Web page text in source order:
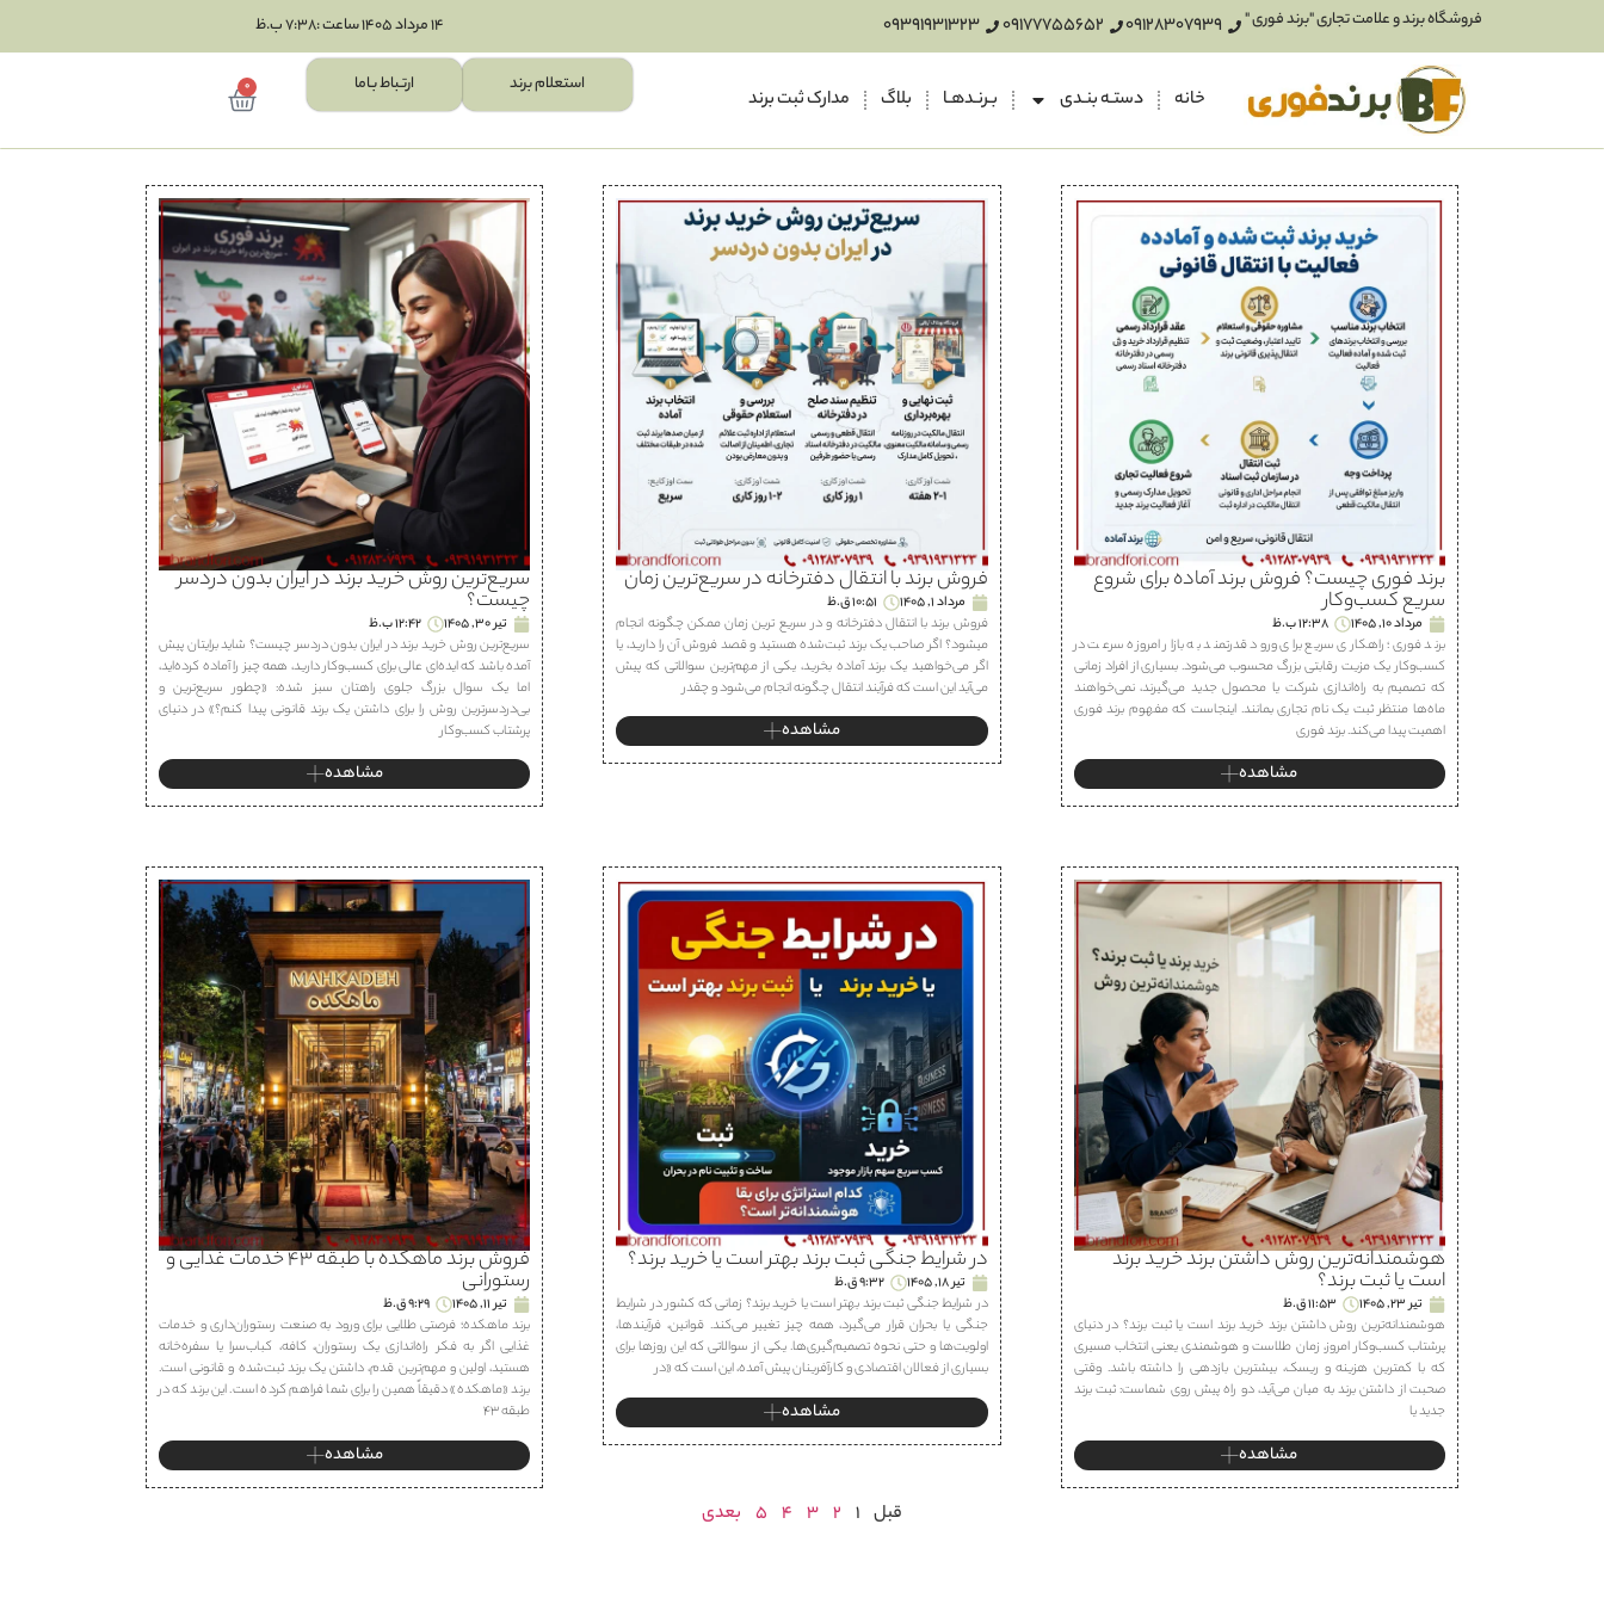
فروشگاه برند و علامت تجاری "برند فوری " 09128307939
09177755652
09391931323 14 مرداد 1405 ساعت :7:38 ب.ظ
خانه دستـه بنـدی بـرنـدهـا بلاگ مدارک ثبت برند
استعلام برند ارتـباط بـاما 0
برند فوری چیست؟ فروش برند آماده برای شروع
سریع کسب‌وکار
مرداد 10, 1405
12:38 ب.ظ
برند فوری؛ راهکاری سریع برای ورود قدرتمند به بازار امروزه سرعت در
کسب‌وکار یک مزیت رقابتی بزرگ محسوب می‌شود. بسیاری از افراد زمانی
که تصمیم به راه‌اندازی شرکت یا محصول جدید می‌گیرند، نمی‌خواهند
ماه‌ها منتظر ثبت یک نام تجاری بمانند. اینجاست که مفهوم برند فوری
اهمیت پیدا می‌کند. برند فوری
مشاهده
فروش برند با انتقال دفترخانه در سریع‌ترین زمان
مرداد 1, 1405
10:51 ق.ظ
فروش برند با انتقال دفترخانه و در سریع ترین زمان ممکن چگونه انجام
میشود؟ اگر صاحب یک برند ثبت‌شده هستید و قصد فروش آن را دارید، یا
اگر می‌خواهید یک برند آماده بخرید، یکی از مهم‌ترین سوالاتی که پیش
می‌آید این است که فرآیند انتقال چگونه انجام می‌شود و چقدر
مشاهده
سریع‌ترین روش خرید برند در ایران بدون دردسر
چیست؟
تیر 30, 1405
12:42 ب.ظ
سریع‌ترین روش خرید برند در ایران بدون دردسر چیست؟ شاید برایتان پیش
آمده باشد که ایده‌ای عالی برای کسب‌وکار دارید، همه چیز را آماده کرده‌اید،
اما یک سوال بزرگ جلوی راهتان سبز شده: «چطور سریع‌ترین و
بی‌دردسرترین روش را برای داشتن یک برند قانونی پیدا کنم؟» در دنیای
پرشتاب کسب‌وکار
مشاهده
هوشمندانه‌ترین روش داشتن برند خرید برند
است یا ثبت برند؟
تیر 23, 1405
11:53 ق.ظ
هوشمندانه‌ترین روش داشتن برند خرید برند است یا ثبت برند؟ در دنیای
پرشتاب کسب‌وکار امروز، زمان طلاست و هوشمندی یعنی انتخاب مسیری
که با کمترین هزینه و ریسک، بیشترین بازدهی را داشته باشد. وقتی
صحبت از داشتن برند به میان می‌آید، دو راه پیش روی شماست: ثبت برند
جدید یا
مشاهده
در شرایط جنگی ثبت برند بهتر است یا خرید برند؟
تیر 18, 1405
9:32 ق.ظ
در شرایط جنگی ثبت برند بهتر است یا خرید برند؟ زمانی که کشور در شرایط
جنگی یا بحران قرار می‌گیرد، همه چیز تغییر می‌کند. قوانین، فرآیندها،
اولویت‌ها و حتی نحوه تصمیم‌گیری‌ها. یکی از سوالاتی که این روزها برای
بسیاری از فعالان اقتصادی و کارآفرینان پیش آمده، این است که «در
مشاهده
فروش برند ماهكده با طبقه ۴۳ خدمات غذایی و
رستورانی
تیر 11, 1405
9:29 ق.ظ
برند ماهكده؛ فرصتی طلایی برای ورود به صنعت رستوران‌داری و خدمات
غذایی اگر به فکر راه‌اندازی یک رستوران، كافه، كباب‌سرا یا سفره‌خانه
هستید، اولین و مهم‌ترین قدم، داشتن یک برند ثبت‌شده و قانونی است.
برند «ماهكده» دقیقاً همین را برای شما فراهم کرده است. این برند که در
طبقه ۴۳
مشاهده
قبل 1
2
3
4
5 بعدی